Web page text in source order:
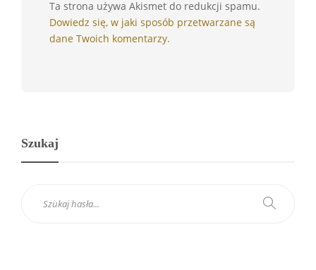
Ta strona używa Akismet do redukcji spamu.
Dowiedz się, w jaki sposób przetwarzane są
dane Twoich komentarzy.
Szukaj